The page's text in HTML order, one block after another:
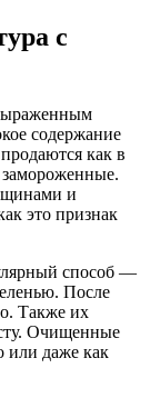
с
содержание
как в
и
это признак
способ —
После
Также их
Очищенные
или даже как